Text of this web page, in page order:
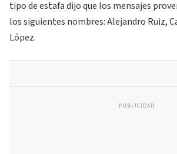
tipo de estafa dijo que los mensajes
los siguientes nombres: Alejandro Ruiz,
López.
PUBLICIDAD